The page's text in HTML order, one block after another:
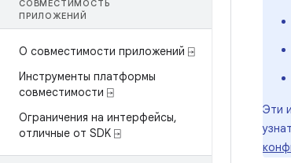
СОВМЕСТИМОСТЬ
ПРИЛОЖЕНИЙ
О совместимости приложений ⍈
Инструменты платформы
совместимости ⍈
Ограничения на интерфейсы,
отличные от SDK ⍈
Эти